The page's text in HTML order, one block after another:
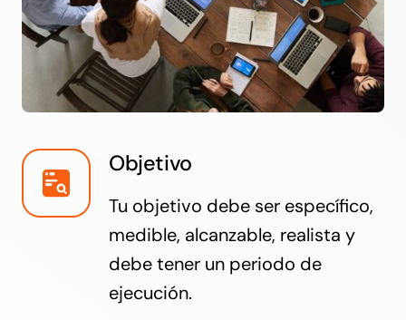
Objetivo
Tu objetivo debe ser específico,
medible, alcanzable, realista y
debe tener un periodo de
ejecución.